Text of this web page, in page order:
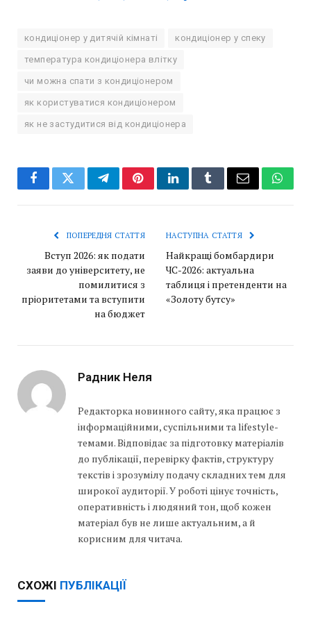
кондиціонер у дитячій кімнаті кондиціонер у спеку
температура кондиціонера влітку
чи можна спати з кондиціонером
як користуватися кондиціонером
як не застудитися від кондиціонера
FacebookTwitterTelegramPinterestLinkedInTumblrEmail
ПОПЕРЕДНЯ СТАТТЯ
Вступ 2026: як подати
заяви до університету, не
помилитися з
пріоритетами та вступити
на бюджет
НАСТУПНА СТАТТЯ
Найкращі бомбардири
ЧС-2026: актуальна
таблиця і претенденти на
«Золоту бутсу»
Радник Неля
Редакторка новинного сайту, яка працює з
інформаційними, суспільними та lifestyle-
темами. Відповідає за підготовку матеріалів
до публікації, перевірку фактів, структуру
текстів і зрозумілу подачу складних тем для
широкої аудиторії. У роботі цінує точність,
оперативність і людяний тон, щоб кожен
матеріал був не лише актуальним, а й
корисним для читача.
СХОЖІ ПУБЛІКАЦІЇ